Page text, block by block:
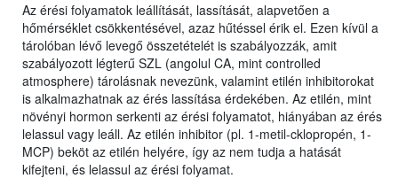
Az érési folyamatok leállítását, lassítását, alapvetően a
hőmérséklet csökkentésével, azaz hűtéssel érik el. Ezen kívül a
tárolóban lévő levegő összetételét is szabályozzák, amit
szabályozott légterű SZL (angolul CA, mint controlled
atmosphere) tárolásnak nevezünk, valamint etilén inhibitorokat
is alkalmazhatnak az érés lassítása érdekében. Az etilén, mint
növényi hormon serkenti az érési folyamatot, hiányában az érés
lelassul vagy leáll. Az etilén inhibitor (pl. 1-metil-cklopropén, 1-
MCP) beköt az etilén helyére, így az nem tudja a hatását
kifejteni, és lelassul az érési folyamat.